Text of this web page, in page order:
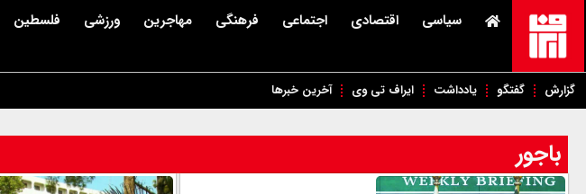
سیاسی اقتصادی اجتماعی فرهنگی مهاجرین ورزشی فلسطین
گزارش گفتگو یادداشت ایراف تی وی آخرین خبرها
باجور